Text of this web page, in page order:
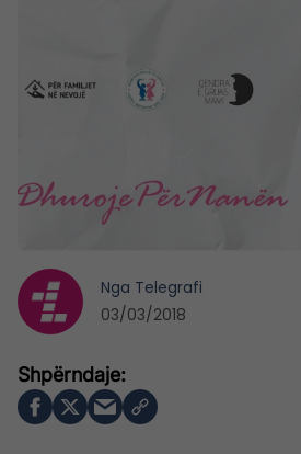
Nga Telegrafi
03/03/2018